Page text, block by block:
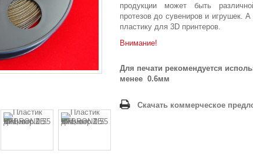
продукции может быть
протезов до сувениров и игрушек.
пластику для 3D принтеров.
Внимание!
Для печати рекомендуется
менее 0.6мм
Скачать коммерческое